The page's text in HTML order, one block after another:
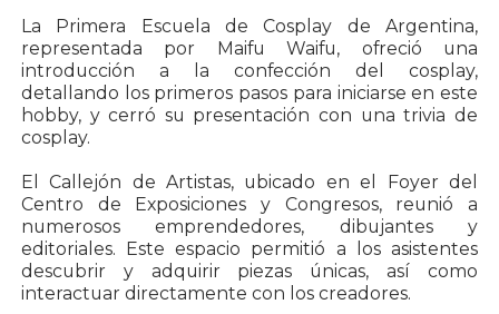
La Primera Escuela de Cosplay de Argentina,
representada por Maifu Waifu, ofreció una
introducción a la confección del cosplay,
detallando los primeros pasos para iniciarse en este
hobby, y cerró su presentación con una trivia de
cosplay.
El Callejón de Artistas, ubicado en el Foyer del
Centro de Exposiciones y Congresos, reunió a
numerosos emprendedores, dibujantes y
editoriales. Este espacio permitió a los asistentes
descubrir y adquirir piezas únicas, así como
interactuar directamente con los creadores.